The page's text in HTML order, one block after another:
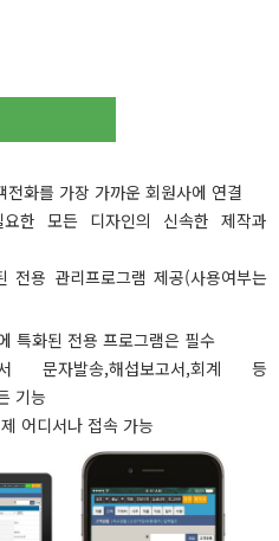
화를 가장 가까운 회원사에 연결
한 모든 디자인의 신속한 제작과
전용 관리프로그램 제공(사용여부는
특화된 전용 프로그램은 필수
문자발송,해섭보고서,회계 등
기능
어디서나 접속 가능